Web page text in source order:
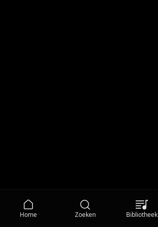
Home Zoeken Bibliotheek